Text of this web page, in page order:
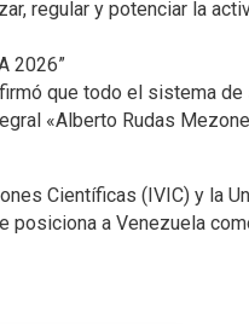
regular y potenciar la
2026”
que todo el sistema
«Alberto Rudas
Científicas (IVIC) y la
a Venezuela